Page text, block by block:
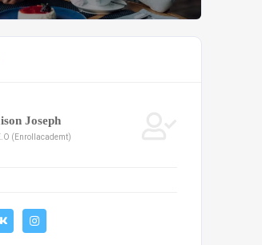
Joseph
(Enrollacademt)